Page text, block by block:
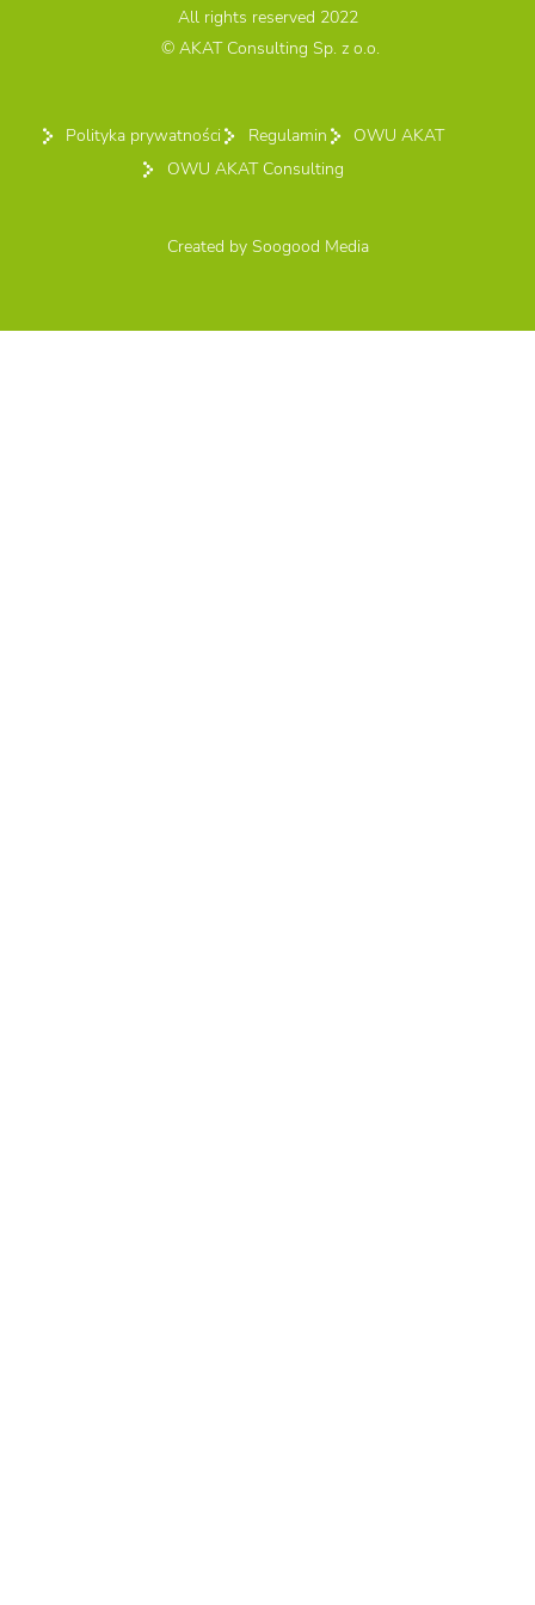
All rights reserved 2022
© AKAT Consulting Sp. z o.o.
Polityka prywatności Regulamin
OWU AKAT
OWU AKAT Consulting
Created by Soogood Media